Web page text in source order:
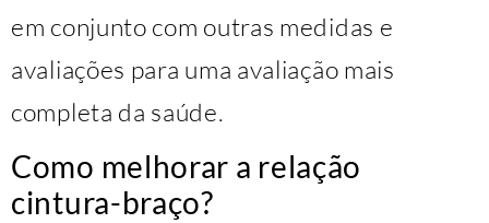
em conjunto com outras medidas e
avaliações para uma avaliação mais
completa da saúde.
Como melhorar a relação
cintura-braço?